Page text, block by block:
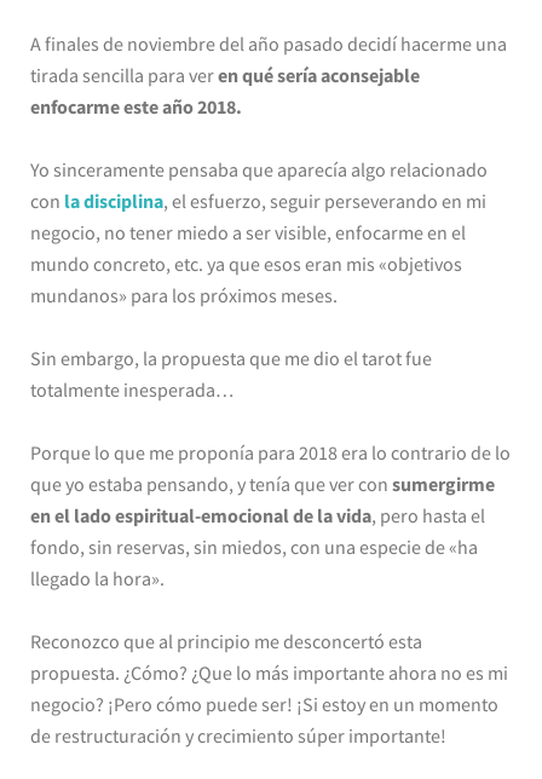
A finales de noviembre del año pasado decidí hacerme una
tirada sencilla para veren qué sería aconsejable
enfocarme este año 2018.
Yo sinceramente pensaba que aparecía algo relacionado
con la disciplina, el esfuerzo, seguir perseverando en mi
negocio, no tener miedo a ser visible, enfocarme en el
mundo concreto, etc. ya que esos eran mis «objetivos
mundanos» para los próximos meses.
Sin embargo, la propuesta que me dio el tarot fue
totalmente inesperada…
Porque lo que me proponía para 2018 era lo contrario de lo
que yo estaba pensando, y tenía que ver con sumergirme
en el lado espiritual-emocional de la vida, pero hasta el
fondo, sin reservas, sin miedos, con una especie de «ha
llegado la hora».
Reconozco que al principio me desconcertó esta
propuesta. ¿Cómo? ¿Que lo más importante ahora no es mi
negocio? ¡Pero cómo puede ser! ¡Si estoy en un momento
de restructuración y crecimiento súper importante!